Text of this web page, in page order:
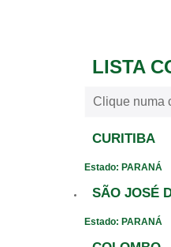
LISTA
Clique numa
CURITIBA
Estado: PARANÁ
SÃO JOSÉ
Estado: PARANÁ